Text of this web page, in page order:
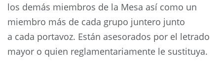
los demás miembros de la Mesa así como un
miembro más de cada grupo juntero junto
a cada portavoz. Están asesorados por el letrado
mayor o quien reglamentariamente le sustituya.